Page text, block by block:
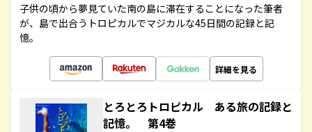
子供の頃から夢見ていた南の島に滞在することになった筆者
が、島で出合うトロピカルでマジカルな45日間の記録と記
憶。
詳細を見る
とろとろトロピカル ある旅の記録と
記憶。 第4巻